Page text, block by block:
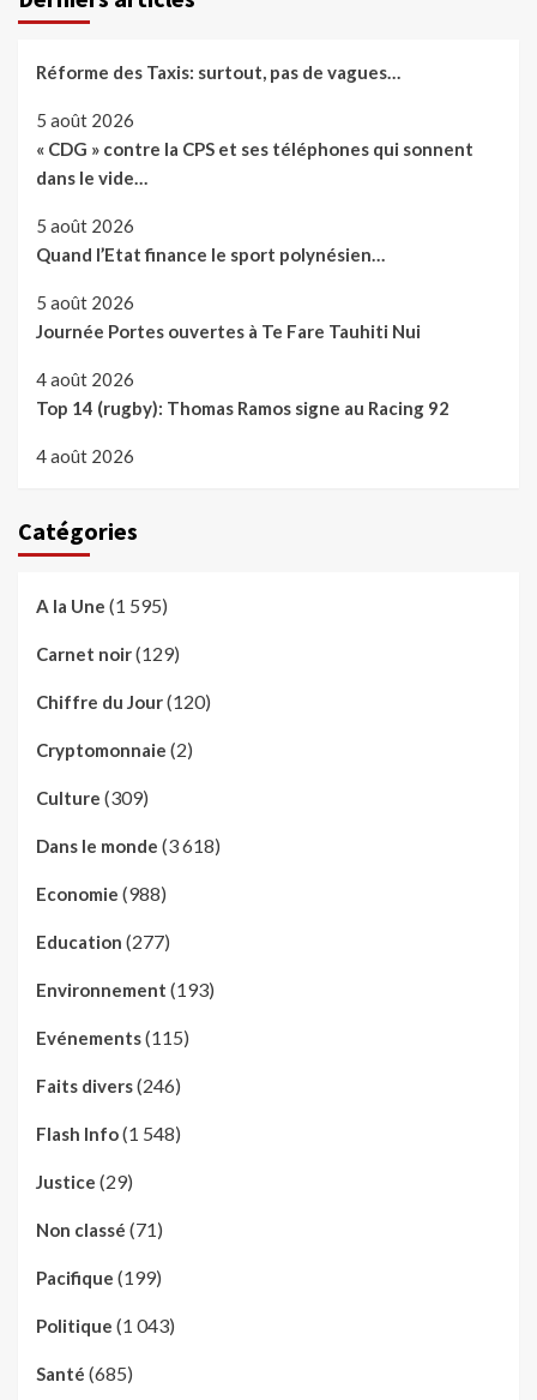
Réforme des Taxis: surtout, pas de vagues…
5 août 2026
« CDG » contre la CPS et ses téléphones qui sonnent
dans le vide…
5 août 2026
Quand l’Etat finance le sport polynésien…
5 août 2026
Journée Portes ouvertes à Te Fare Tauhiti Nui
4 août 2026
Top 14 (rugby): Thomas Ramos signe au Racing 92
4 août 2026
Catégories
A la Une (1 595)
Carnet noir(129)
Chiffre du Jour(120)
Cryptomonnaie (2)
Culture (309)
Dans le monde (3 618)
Economie (988)
Education (277)
Environnement (193)
Evénements(115)
Faits divers(246)
Flash Info(1 548)
Justice (29)
Non classé (71)
Pacifique (199)
Politique (1 043)
Santé (685)